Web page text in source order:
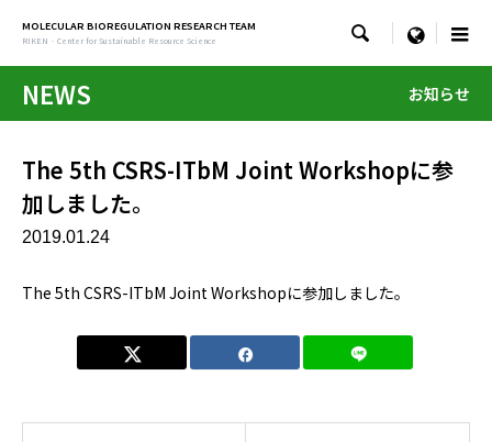
MOLECULAR BIOREGULATION RESEARCH TEAM
RIKEN · Center for Sustainable Resource Science  menu
NEWS お知らせ
The 5th CSRS-ITbM Joint Workshopに参
加しました。
2019.01.24
The 5th CSRS-ITbM Joint Workshopに参加しました。